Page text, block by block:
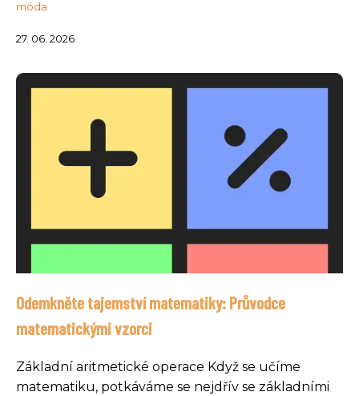
móda
27. 06. 2026
Odemkněte tajemství matematiky: Průvodce
matematickými vzorci
Základní aritmetické operace Když se učíme
matematiku, potkáváme se nejdřív se základními